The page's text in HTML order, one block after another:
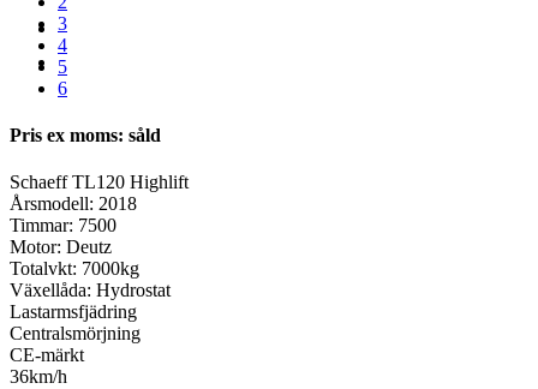
3
4
5
6
Pris ex moms: såld
Schaeff TL120 Highlift
Årsmodell: 2018
Timmar: 7500
Motor: Deutz
Totalvkt: 7000kg
Växellåda: Hydrostat
Lastarmsfjädring
Centralsmörjning
CE-märkt
36km/h